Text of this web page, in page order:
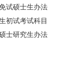
试硕士生办法
初试考试科目
士研究生办法